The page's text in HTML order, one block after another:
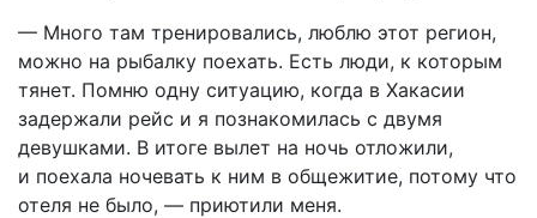
— Много там тренировались, люблю этот регион,
можно на рыбалку поехать. Есть люди, к которым
тянет. Помню одну ситуацию, когда в Хакасии
задержали рейс и я познакомилась с двумя
девушками. В итоге вылет на ночь отложили,
и поехала ночевать к ним в общежитие, потому что
отеля не было, — приютили меня.